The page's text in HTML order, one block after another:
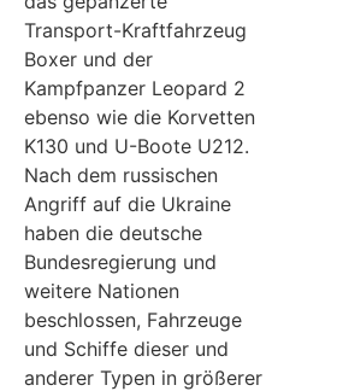
Transport-Kraftfahrzeug
Boxer und der
Kampfpanzer Leopard 2
ebenso wie die Korvetten
K130 und U-Boote U212.
Nach dem russischen
Angriff auf die Ukraine
haben die deutsche
Bundesregierung und
weitere Nationen
beschlossen, Fahrzeuge
und Schiffe dieser und
anderer Typen in größerer